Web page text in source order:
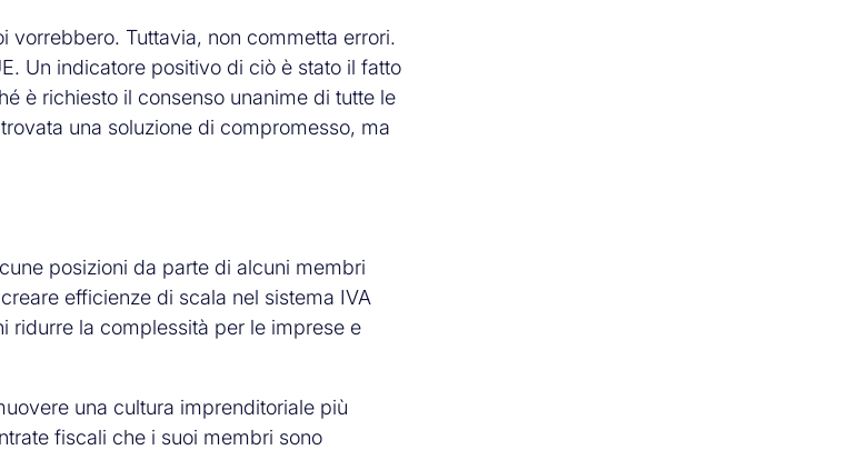
vorrebbero. Tuttavia, non commetta errori.
Un indicatore positivo di ciò è stato il fatto
è richiesto il consenso unanime di tutte le
una soluzione di compromesso, ma
posizioni da parte di alcuni membri
efficienze di scala nel sistema IVA
ridurre la complessità per le imprese e
una cultura imprenditoriale più
fiscali che i suoi membri sono